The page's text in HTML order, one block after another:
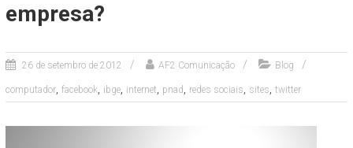
empresa?
26 de setembro de 2012 AF2 Comunicação Blog
computador, facebook, ibge, internet, pnad , redes sociais, sites, twitter